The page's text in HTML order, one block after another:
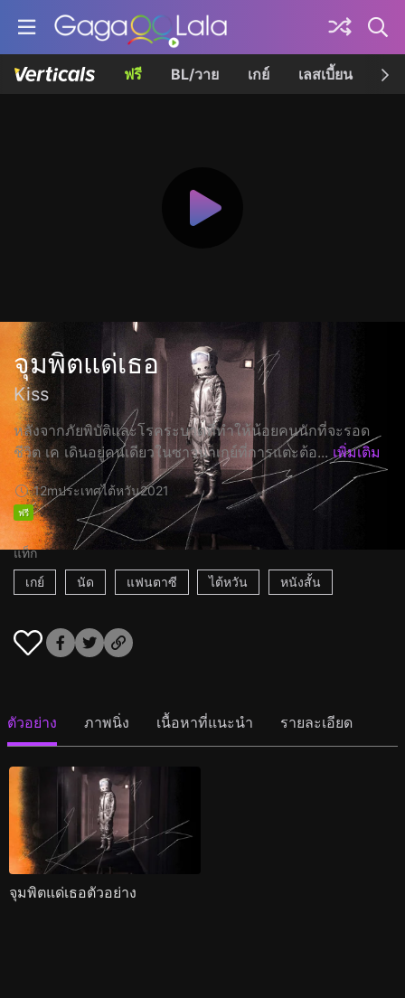
ฟรี BL/วาย เกย์ เลสเบี้ยน เค
จุมพิตแด่เธอ
Kiss
หลังจากภัยพิบัติและโรคระบาดที่ทำให้น้อยคนนักที่จะรอด
ชีวิต เค เดินอยู่คนเดียวในซาวน่าเกย์ที่การแตะต้อ... เพิ่มเติม
12mประเทศไต้หวัน2021
ฟรี
แท็ก
เกย์
นัด แฟนตาซี ไต้หวัน หนังสั้น
ตัวอย่าง ภาพนิ่ง เนื้อหาที่แนะนำ รายละเอียด
จุมพิตแด่เธอตัวอย่าง